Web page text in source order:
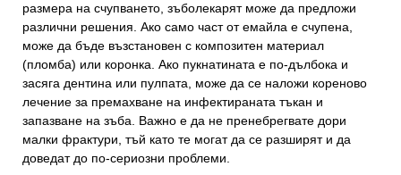
размера на счупването, зъболекарят може да предложи
различни решения. Ако само част от емайла е счупена,
може да бъде възстановен с композитен материал
(пломба) или коронка. Ако пукнатината е по-дълбока и
засяга дентина или пулпата, може да се наложи кореново
лечение за премахване на инфектираната тъкан и
запазване на зъба. Важно е да не пренебрегвате дори
малки фрактури, тъй като те могат да се разширят и да
доведат до по-сериозни проблеми.